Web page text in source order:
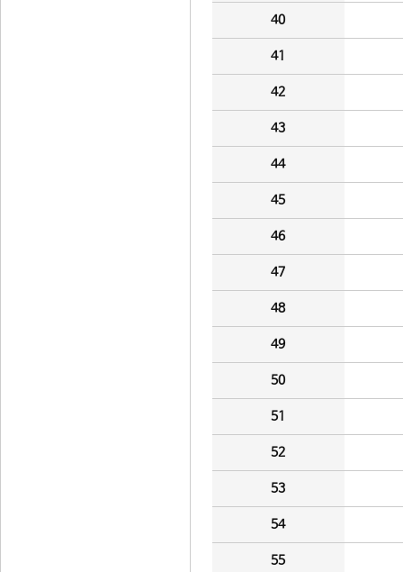
40
41
42
43
44
45
46
47
48
49
50
51
52
53
54
55